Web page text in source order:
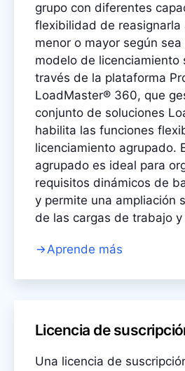
grupo con diferentes
flexibilidad de reasignarla
menor o mayor según
modelo de licenciamiento
través de la plataforma
LoadMaster® 360, que
conjunto de soluciones
habilita las funciones
licenciamiento agrupado.
agrupado es ideal para
requisitos dinámicos de
y permite una ampliación
de las cargas de trabajo
Aprende más
Licencia de
Una licencia de